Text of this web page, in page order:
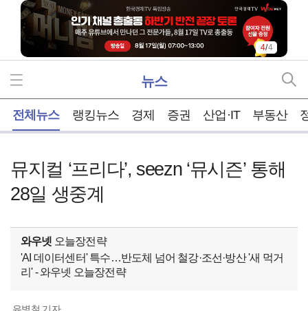
4/4
뉴스
전체뉴스 랭킹뉴스 경제 증권 산업·IT 부동산
뮤지컬 ‘프리다’, seezn ‘뮤시즌’ 통해
28일 생중계
와우넷 오늘장전략
'AI 데이터센터' 특수…반도체 넘어 철강·조선·방산 '새 먹거
리' - 와우넷 오늘장전략